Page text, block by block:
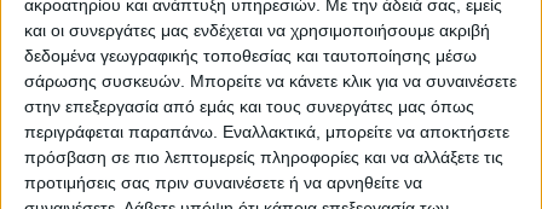
ακροατηρίου και ανάπτυξη υπηρεσιών. Με την άδειά σας, εμείς
και οι συνεργάτες μας ενδέχεται να χρησιμοποιήσουμε ακριβή
δεδομένα γεωγραφικής τοποθεσίας και ταυτοποίησης μέσω
σάρωσης συσκευών. Μπορείτε να κάνετε κλικ για να συναινέσετε
στην επεξεργασία από εμάς και τους συνεργάτες μας όπως
περιγράφεται παραπάνω. Εναλλακτικά, μπορείτε να αποκτήσετε
πρόσβαση σε πιο λεπτομερείς πληροφορίες και να αλλάξετε τις
προτιμήσεις σας πριν συναινέσετε ή να αρνηθείτε να
και αγροτικών
εκμεταλλεύσεων στο Ν.
Καρδίτσας